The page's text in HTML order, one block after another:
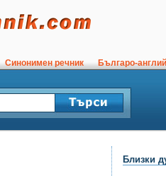
Синонимен речник Българо-
Близки